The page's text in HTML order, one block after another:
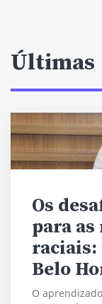
Últimas
Os
para
raciais:
Belo
O